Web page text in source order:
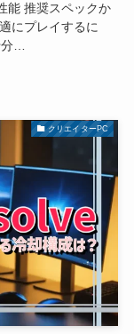
能 推奨スペックか
にプレイするに
分…
クリエイターPC